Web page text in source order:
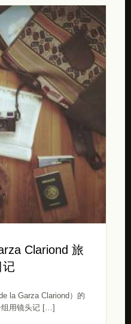
Clariond 旅
记
la Garza Clariond）的
组用镜头记 […]